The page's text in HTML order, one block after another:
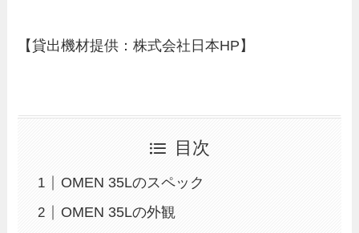
【貸出機材提供：株式会社日本HP】
目次
OMEN 35Lのスペック
OMEN 35Lの外観